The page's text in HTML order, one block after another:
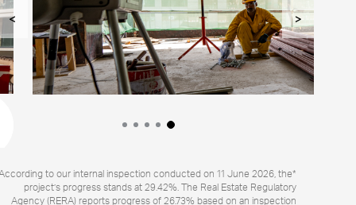
> <
to our internal inspection conducted on 11 June 2026, the
project’s progress stands at 29.42%. The Real Estate Regulatory
Agency (RERA) reports progress of 26.73% based on an inspection